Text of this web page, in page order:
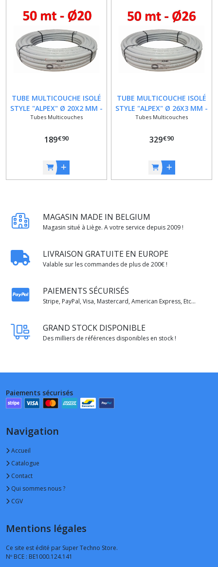
TUBE MULTICOUCHE ISOLÉ
STYLE "ALPEX" Ø 20X2 MM -
ROULEAU 50 M
Tubes Multicouches
189€90
TUBE MULTICOUCHE ISOLÉ
STYLE "ALPEX" Ø 26X3 MM -
ROULEAU 50 M
Tubes Multicouches
329€90
MAGASIN MADE IN BELGIUM
Magasin situé à Liège. A votre service depuis 2009 !
LIVRAISON GRATUITE EN EUROPE
Valable sur les commandes de plus de 200€ !
PAIEMENTS SÉCURISÉS
Stripe, PayPal, Visa, Mastercard, American Express, Etc...
GRAND STOCK DISPONIBLE
Des milliers de références disponibles en stock !
Paiements sécurisés
Navigation
Accueil
Catalogue
Contact
Qui sommes nous ?
CGV
Mentions légales
Ce site est édité par Super Techno Store.
Nº BCE : BE1000.124.141